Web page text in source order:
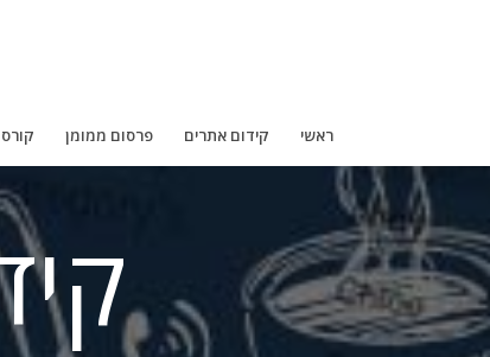
ראשי קידום אתרים פרסום ממומן